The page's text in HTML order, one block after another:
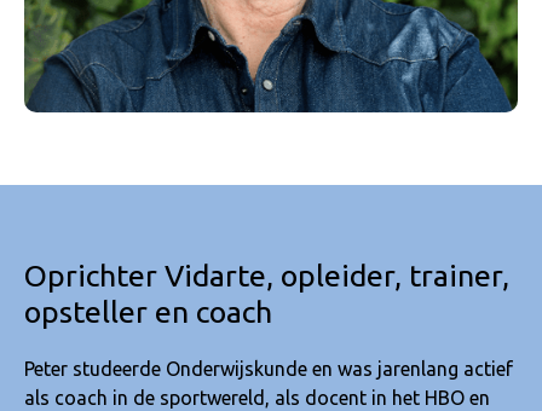
Oprichter Vidarte, opleider, trainer,
opsteller en coach
Peter studeerde Onderwijskunde en was jarenlang actief
als coach in de sportwereld, als docent in het HBO en